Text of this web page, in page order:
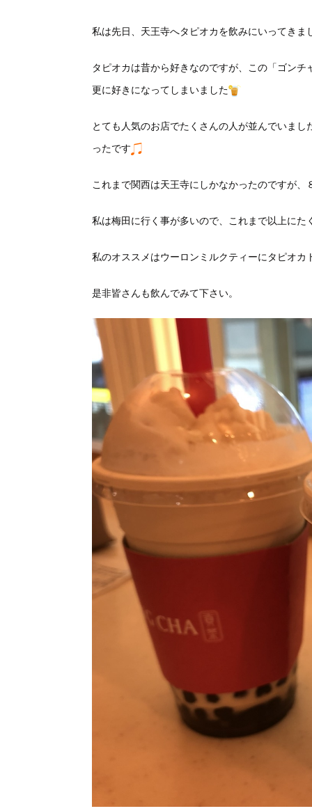
私は先日、天王寺へタピオカを飲みにいってきま
タピオカは昔から好きなのですが、この「ゴン
更に好きになってしまいました
とても人気のお店でたくさんの人が並んでいま
ったです
これまで関西は天王寺にしかなかったのですが、
私は梅田に行く事が多いので、これまで以上に
私のオススメはウーロンミルクティーにタピオカ
是非皆さんも飲んでみて下さい。